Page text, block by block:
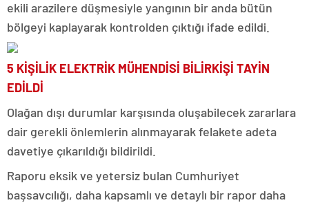
ekili arazilere düşmesiyle yangının bir anda bütün
bölgeyi kaplayarak kontrolden çıktığı ifade edildi.
5 KİŞİLİK ELEKTRİK MÜHENDİSİ BİLİRKİŞİ TAYİN
EDİLDİ
Olağan dışı durumlar karşısında oluşabilecek zararlara
dair gerekli önlemlerin alınmayarak felakete adeta
davetiye çıkarıldığı bildirildi.
Raporu eksik ve yetersiz bulan Cumhuriyet
başsavcılığı, daha kapsamlı ve detaylı bir rapor daha